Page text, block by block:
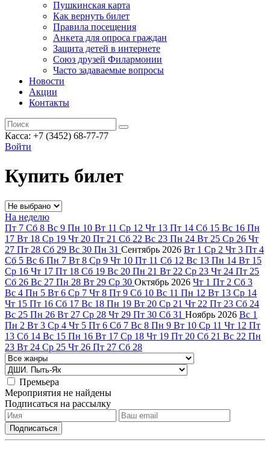
Пушкинская карта
Как вернуть билет
Правила посещения
Анкета для опроса граждан
Защита детей в интернете
Союз друзей Филармонии
Часто задаваемые вопросы
Новости
Акции
Контакты
Касса: +7 (3452) 68-77-77
Войти
Купить билет
На неделю
Пт 7 Сб 8 Вс 9 Пн 10 Вт 11 Ср 12 Чт 13 Пт 14 Сб 15 Вс 16 Пн
17 Вт 18 Ср 19 Чт 20 Пт 21 Сб 22 Вс 23 Пн 24 Вт 25 Ср 26 Чт
27 Пт 28 Сб 29 Вс 30 Пн 31 Сентябрь 2026 Вт 1 Ср 2 Чт 3 Пт 4
Сб 5 Вс 6 Пн 7 Вт 8 Ср 9 Чт 10 Пт 11 Сб 12 Вс 13 Пн 14 Вт 15
Ср 16 Чт 17 Пт 18 Сб 19 Вс 20 Пн 21 Вт 22 Ср 23 Чт 24 Пт 25
Сб 26 Вс 27 Пн 28 Вт 29 Ср 30 Октябрь 2026 Чт 1 Пт 2 Сб 3
Вс 4 Пн 5 Вт 6 Ср 7 Чт 8 Пт 9 Сб 10 Вс 11 Пн 12 Вт 13 Ср 14
Чт 15 Пт 16 Сб 17 Вс 18 Пн 19 Вт 20 Ср 21 Чт 22 Пт 23 Сб 24
Вс 25 Пн 26 Вт 27 Ср 28 Чт 29 Пт 30 Сб 31 Ноябрь 2026 Вс 1
Пн 2 Вт 3 Ср 4 Чт 5 Пт 6 Сб 7 Вс 8 Пн 9 Вт 10 Ср 11 Чт 12 Пт
13 Сб 14 Вс 15 Пн 16 Вт 17 Ср 18 Чт 19 Пт 20 Сб 21 Вс 22 Пн
23 Вт 24 Ср 25 Чт 26 Пт 27 Сб 28
Премьера
Мероприятия не найдены
Подписаться на рассылку